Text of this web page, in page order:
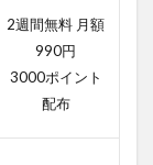
2週間無料 月額
990円
3000ポイント
配布